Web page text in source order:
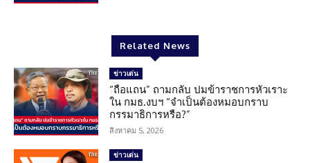
Related News
ข่าวเด่น
“ถือแถน” ถามกลับ ปมข้าราชการหัวเราะ
ใน กมธ.งบฯ “จำเป็นต้องหมอบกราบ
กรรมาธิการหรือ?”
สิงหาคม 5, 2026
ข่าวเด่น